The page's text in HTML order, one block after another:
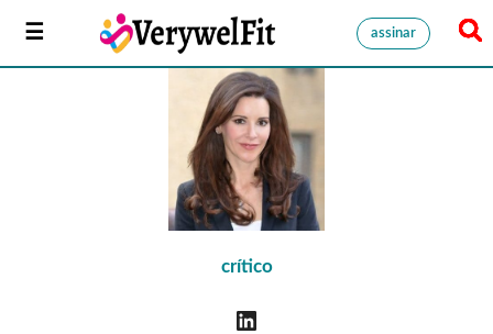
assinar
crítico